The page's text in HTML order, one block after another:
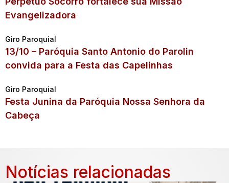
Evangelizadora
Giro Paroquial
13/10 – Paróquia Santo Antonio do Parolin
convida para a Festa das Capelinhas
Giro Paroquial
Festa Junina da Paróquia Nossa Senhora da
Cabeça
Notícias relacionadas